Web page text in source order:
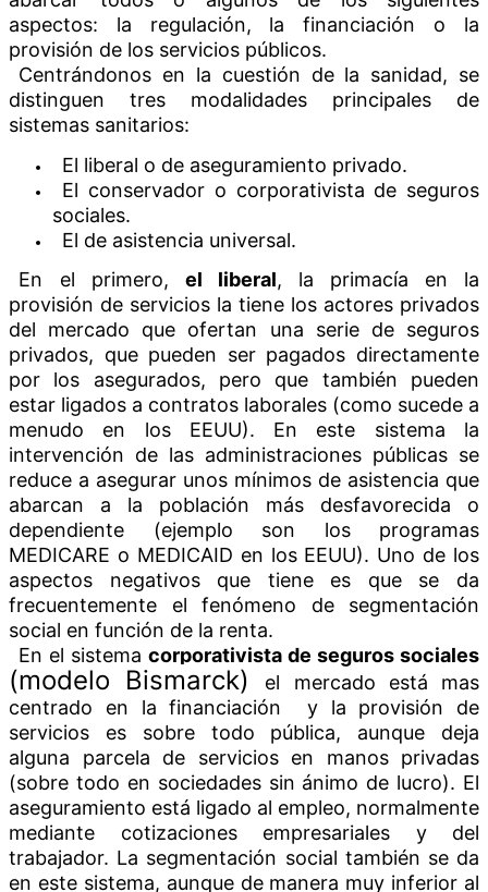
aspectos: la regulación, la financiación o la
provisión de los servicios públicos.
Centrándonos en la cuestión de la sanidad, se
distinguen tres modalidades principales de
sistemas sanitarios:
El liberal o de aseguramiento privado.
El conservador o corporativista de seguros
sociales.
El de asistencia universal.
En el primero, el liberal, la primacía en la
provisión de servicios la tiene los actores privados
del mercado que ofertan una serie de seguros
privados, que pueden ser pagados directamente
por los asegurados, pero que también pueden
estar ligados a contratos laborales (como sucede a
menudo en los EEUU). En este sistema la
intervención de las administraciones públicas se
reduce a asegurar unos mínimos de asistencia que
abarcan a la población más desfavorecida o
dependiente (ejemplo son los programas
MEDICARE o MEDICAID en los EEUU). Uno de los
aspectos negativos que tiene es que se da
frecuentemente el fenómeno de segmentación
social en función de la renta.
En el sistemacorporativista de seguros sociales
(modelo Bismarck)
el mercado está mas
centrado en la financiación y la provisión de
servicios es sobre todo pública, aunque deja
alguna parcela de servicios en manos privadas
(sobre todo en sociedades sin ánimo de lucro). El
aseguramiento está ligado al empleo, normalmente
mediante cotizaciones empresariales y del
trabajador. La segmentación social también se da
en este sistema, aunque de manera muy inferior al